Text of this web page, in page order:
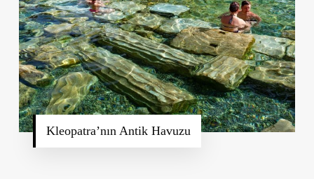
Kleopatra’nın Antik Havuzu